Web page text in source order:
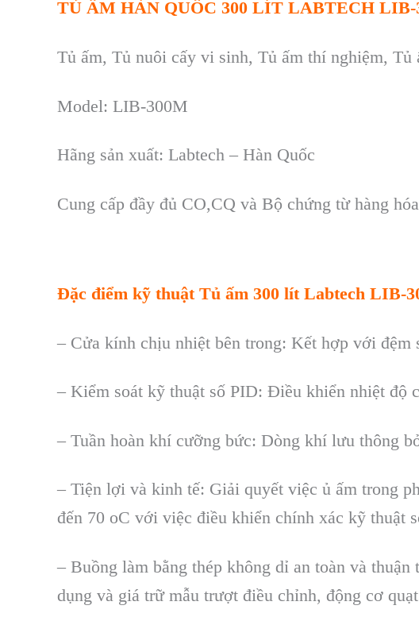
TỦ ẤM HÀN QUỐC 300 LÍT LABTECH LIB-
Tủ ấm, Tủ nuôi cấy vi sinh, Tủ ấm thí nghiệm,
Model: LIB-300M
Hãng sản xuất: Labtech – Hàn Quốc
Cung cấp đầy đủ CO,CQ và Bộ chứng từ hàng
Đặc điểm kỹ thuật Tủ ấm 300 lít Labtech LIB-
– Cửa kính chịu nhiệt bên trong: Kết hợp với đệm
– Kiểm soát kỹ thuật số PID: Điều khiển nhiệt độ
– Tuần hoàn khí cưỡng bức: Dòng khí lưu thông b
– Tiện lợi và kinh tế: Giải quyết việc ủ ấm trong
đến 70 oC với việc điều khiển chính xác kỹ thuật
– Buồng làm bằng thép không dỉ an toàn và thuận
dụng và giá trữ mẫu trượt điều chỉnh, động cơ quạt